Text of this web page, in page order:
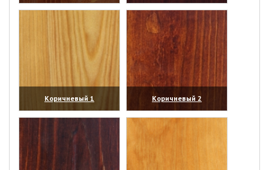
(увеличить)
(увеличить)
Коричневый 1
(увеличить)
Коричневый 2
(увеличить)